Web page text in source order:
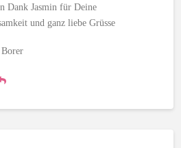
Dank Jasmin für Deine
und ganz liebe Grüsse